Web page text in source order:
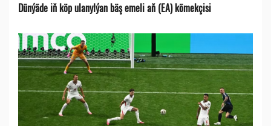
Dünýäde iň köp ulanylýan bäş emeli aň (EA) kömekçisi